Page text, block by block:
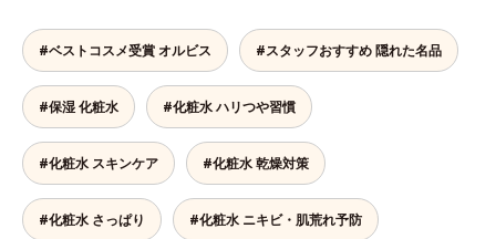
#ベストコスメ受賞 オルビス #スタッフおすすめ 隠れた名品
#保湿 化粧水 #化粧水 ハリつや習慣
#化粧水 スキンケア #化粧水 乾燥対策
#化粧水 さっぱり #化粧水 ニキビ・肌荒れ予防